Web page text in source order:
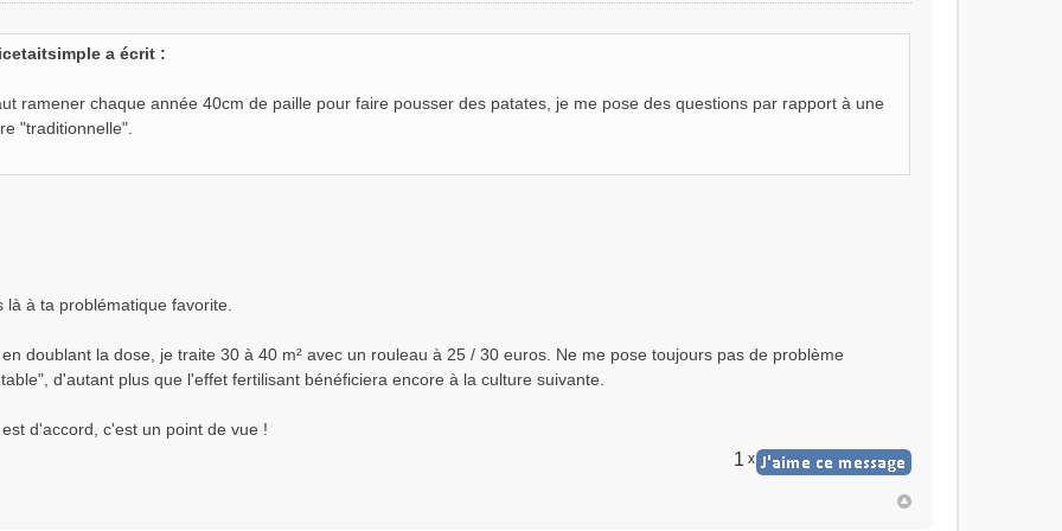
a écrit :
ramener chaque année 40cm de paille pour faire pousser des patates, je me pose des questions par rapport à une
"traditionnelle".
là à ta problématique favorite.
doublant la dose, je traite 30 à 40 m² avec un rouleau à 25 / 30 euros. Ne me pose toujours pas de problème
d'autant plus que l'effet fertilisant bénéficiera encore à la culture suivante.
d'accord, c'est un point de vue !
1 x